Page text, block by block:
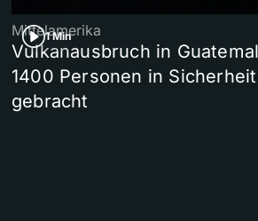
1 Min
Mittelamerika
Vulkanausbruch in
1400 Personen in Sicherheit
gebracht